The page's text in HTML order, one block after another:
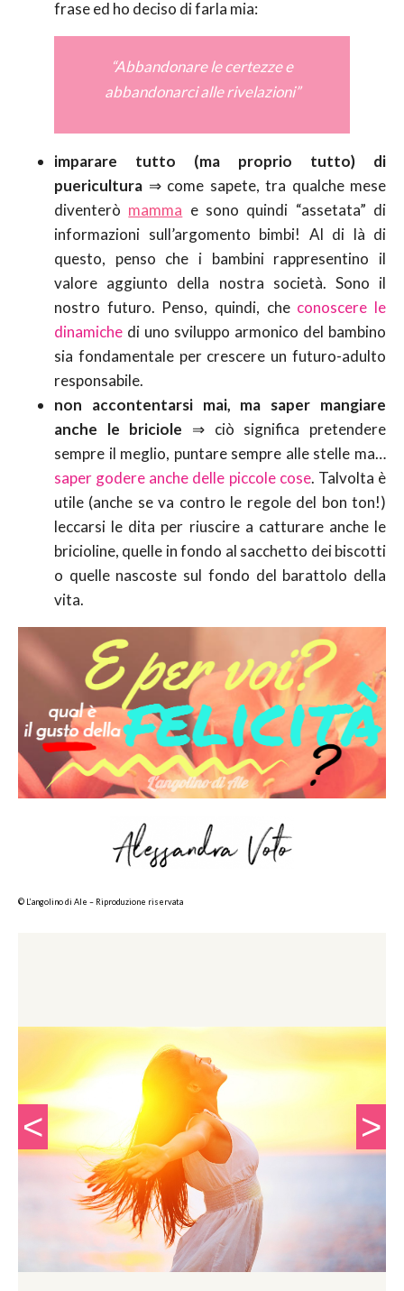
frase ed ho deciso di farla mia:
“Abbandonare le certezze e
abbandonarci alle rivelazioni”
imparare tutto (ma proprio tutto) di
puericultura ⇒ come sapete, tra qualche mese
diventerò mamma e sono quindi “assetata” di
informazioni sull’argomento bimbi! Al di là di
questo, penso che i bambini rappresentino il
valore aggiunto della nostra società. Sono il
nostro futuro. Penso, quindi, che conoscere le
dinamiche di uno sviluppo armonico del bambino
sia fondamentale per crescere un futuro-adulto
responsabile.
non accontentarsi mai, ma saper mangiare
anche le briciole ⇒ ciò significa pretendere
sempre il meglio, puntare sempre alle stelle ma…
saper godere anche delle piccole cose. Talvolta è
utile (anche se va contro le regole del bon ton!)
leccarsi le dita per riuscire a catturare anche le
bricioline, quelle in fondo al sacchetto dei biscotti
o quelle nascoste sul fondo del barattolo della
vita.
© L’angolino di Ale – Riproduzione riservata